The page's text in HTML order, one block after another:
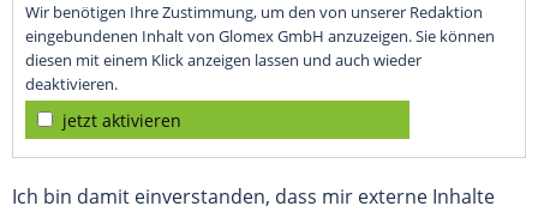
Wir benötigen Ihre Zustimmung, um den von unserer Redaktion
eingebundenen Inhalt von Glomex GmbH anzuzeigen. Sie können
diesen mit einem Klick anzeigen lassen und auch wieder
deaktivieren.
jetzt aktivieren
Ich bin damit einverstanden, dass mir externe Inhalte